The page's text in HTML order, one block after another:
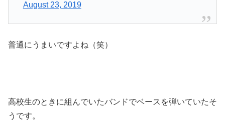
August 23, 2019
普通にうまいですよね（笑）
高校生のときに組んでいたバンドでベースを弾いていたそ
うです。